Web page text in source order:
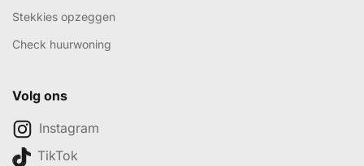
Stekkies opzeggen
Check huurwoning
Volg ons
Instagram
TikTok